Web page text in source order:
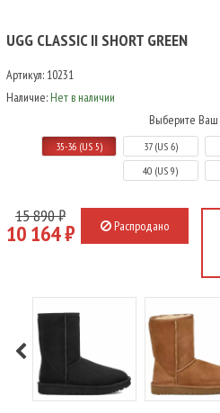
UGG CLASSIC II SHORT GREEN
Артикул: 10231
Наличие: Нет в наличии
Выберите Ваш
35-36 (US 5) 37 (US 6)
40 (US 9)
15 890 ₽
10 164 ₽ Распродано